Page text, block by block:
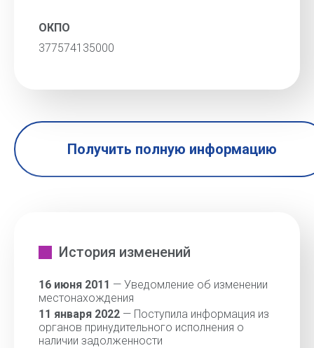
ОКПО
377574135000
Получить полную информацию
История изменений
16 июня 2011 — Уведомление об изменении
местонахождения
11 января 2022 — Поступила информация из
органов принудительного исполнения о
наличии задолженности